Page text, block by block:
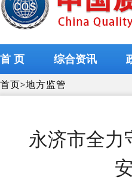
首 页 综合资讯
首页>地方监管
永济市全力